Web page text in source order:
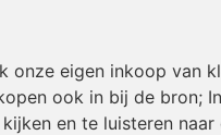
eigen inkoop van
ook in bij de bron;
en te luisteren